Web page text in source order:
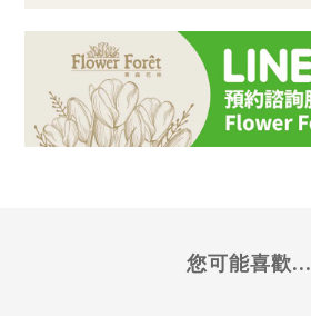
您可能喜歡...